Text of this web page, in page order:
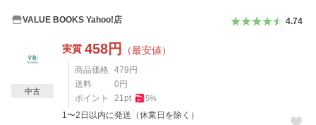
VALUE BOOKS Yahoo!店 4.74
実質 458円 （最安値）
商品価格 479 円
送料
0 円
ポイント
21pt 5%
1〜2日以内に発送（休業日を除く）
中古